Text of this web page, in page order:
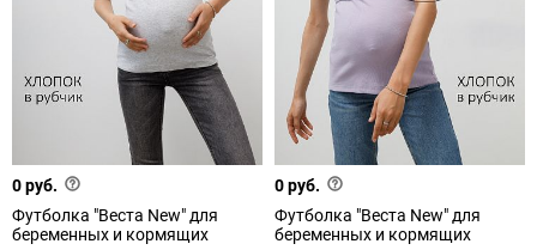
0 руб.
Футболка "Веста New" для
беременных и кормящих
0 руб.
Футболка "Веста New" для
беременных и кормящих